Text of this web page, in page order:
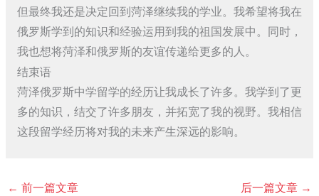
但最终我还是决定回到菏泽继续我的学业。我希望将我在
俄罗斯学到的知识和经验运用到我的祖国发展中。同时，
我也想将菏泽和俄罗斯的友谊传递给更多的人。
结束语
菏泽俄罗斯中学留学的经历让我成长了许多。我学到了更
多的知识，结交了许多朋友，并拓宽了我的视野。我相信
这段留学经历将对我的未来产生深远的影响。
← 前一篇文章 后一篇文章 →